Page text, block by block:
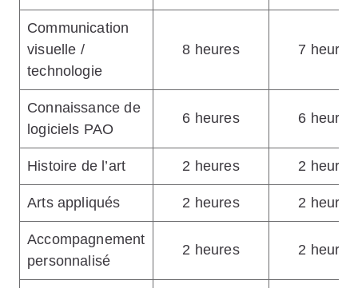
Communication
visuelle /
technologie
8 heures 7 heures
Connaissance de
logiciels PAO
6 heures 6 heures
Histoire de l’art 2 heures 2 heures
Arts appliqués 2 heures 2 heures
Accompagnement
personnalisé
2 heures 2 heures